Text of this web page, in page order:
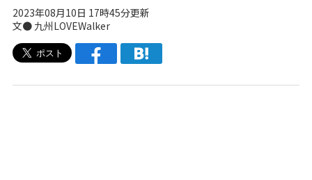
2023年08月10日 17時45分更新
文● 九州LOVEWalker